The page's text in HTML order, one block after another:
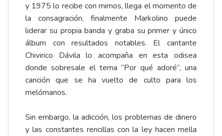
y 1975 lo recibe con mimos, llega el momento de
la consagración, finalmente Markolino puede
liderar su propia banda y graba su primer y único
álbum con resultados notables. El cantante
Chivirico Dávila lo acompaña en esta odisea
donde sobresale el tema “Por qué adoré”, una
canción que se ha vuelto de culto para los
melómanos.
Sin embargo, la adicción, los problemas de dinero
y las constantes rencillas con la ley hacen mella